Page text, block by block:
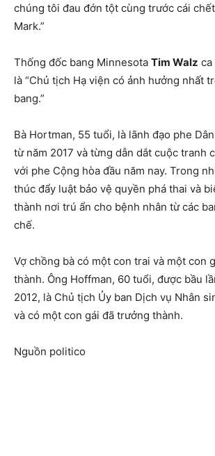
chúng tôi đau đớn tột cùng trước cái
Mark.”
Thống đốc bang Minnesota Tim Walz ca
là “Chủ tịch Hạ viện có ảnh hưởng nhất
bang.”
Bà Hortman, 55 tuổi, là lãnh đạo phe
từ năm 2017 và từng dẫn dắt cuộc tranh
với phe Cộng hòa đầu năm nay. Trong
thúc đẩy luật bảo vệ quyền phá thai và
thành nơi trú ẩn cho bệnh nhân từ các
chế.
Vợ chồng bà có một con trai và một con
thành. Ông Hoffman, 60 tuổi, được bầu
2012, là Chủ tịch Ủy ban Dịch vụ Nhân
và có một con gái đã trưởng thành.
Nguồn politico